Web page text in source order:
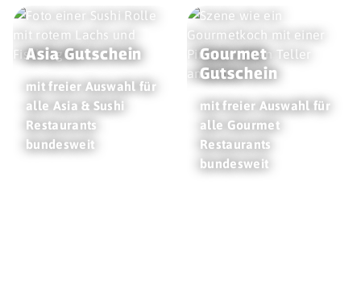
Asia Gutschein
mit freier Auswahl für
alle Asia & Sushi
Restaurants
bundesweit
Gourmet
Gutschein
mit freier Auswahl für
alle Gourmet
Restaurants
bundesweit